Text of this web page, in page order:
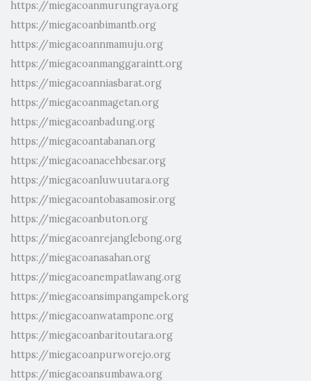
https://miegacoanmurungraya.org
https://miegacoanbimantb.org
https://miegacoannmamuju.org
https://miegacoanmanggaraintt.org
https://miegacoanniasbarat.org
https://miegacoanmagetan.org
https://miegacoanbadung.org
https://miegacoantabanan.org
https://miegacoanacehbesar.org
https://miegacoanluwuutara.org
https://miegacoantobasamosir.org
https://miegacoanbuton.org
https://miegacoanrejanglebong.org
https://miegacoanasahan.org
https://miegacoanempatlawang.org
https://miegacoansimpangampek.org
https://miegacoanwatampone.org
https://miegacoanbaritoutara.org
https://miegacoanpurworejo.org
https://miegacoansumbawa.org